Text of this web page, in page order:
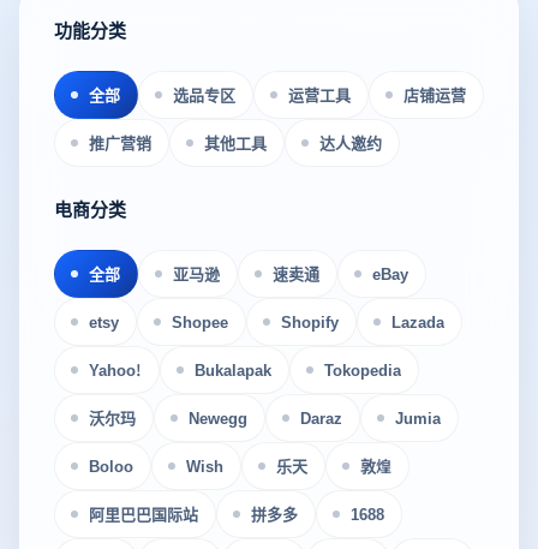
功能分类
全部 选品专区 运营工具 店铺运营
推广营销 其他工具 达人邀约
电商分类
全部 亚马逊 速卖通 eBay
etsy Shopee Shopify Lazada
Yahoo! Bukalapak Tokopedia
沃尔玛 Newegg Daraz Jumia
Boloo Wish 乐天 敦煌
阿里巴巴国际站 拼多多 1688